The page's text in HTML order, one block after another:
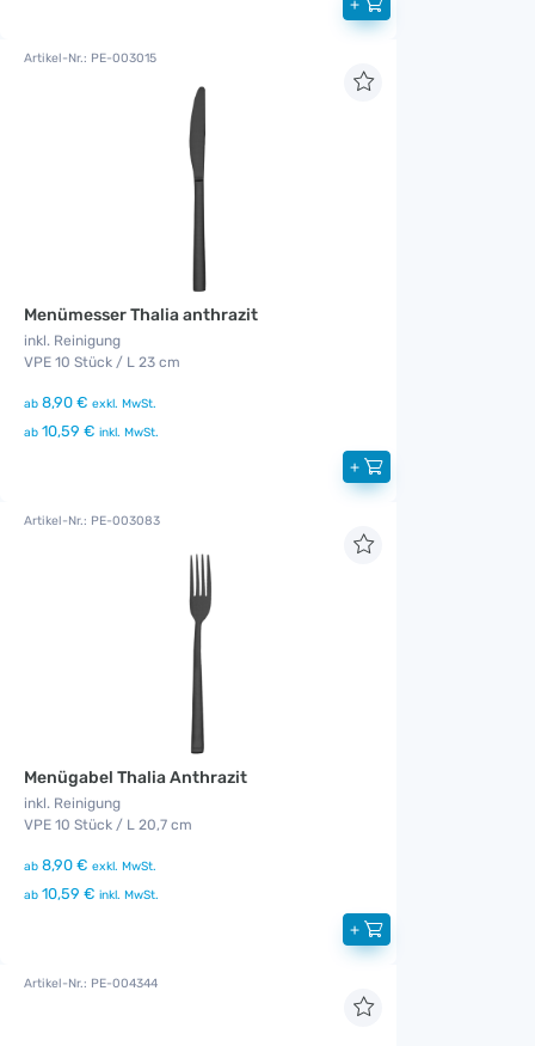
+
Artikel-Nr.: PE-003015
Menümesser Thalia anthrazit
inkl. Reinigung
VPE 10 Stück / L 23 cm
ab 8,90 € exkl. MwSt.
ab 10,59 € inkl. MwSt.
+
Artikel-Nr.: PE-003083
Menügabel Thalia Anthrazit
inkl. Reinigung
VPE 10 Stück / L 20,7 cm
ab 8,90 € exkl. MwSt.
ab 10,59 € inkl. MwSt.
+
Artikel-Nr.: PE-004344